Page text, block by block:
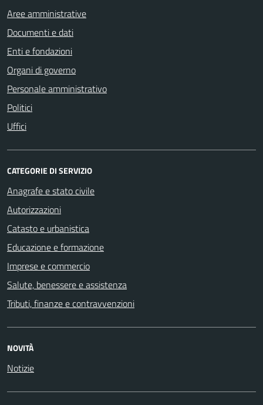
Aree amministrative
Documenti e dati
Enti e fondazioni
Organi di governo
Personale amministrativo
Politici
Uffici
CATEGORIE DI SERVIZIO
Anagrafe e stato civile
Autorizzazioni
Catasto e urbanistica
Educazione e formazione
Imprese e commercio
Salute, benessere e assistenza
Tributi, finanze e contravvenzioni
NOVITÀ
Notizie